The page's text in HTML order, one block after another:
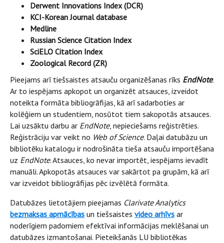
Derwent Innovations Index (DCR)
KCI-Korean Journal database
Medline
Russian Science Citation Index
SciELO Citation Index
Zoological Record (ZR)
Pieejams arī tiešsaistes atsauču organizēšanas rīks EndNote.
Ar to iespējams apkopot un organizēt atsauces, izveidot
noteikta formāta bibliogrāfijas, kā arī sadarboties ar
kolēģiem un studentiem, nosūtot tiem sakopotās atsauces.
Lai uzsāktu darbu ar EndNote, nepieciešams reģistrēties.
Reģistrāciju var veikt no Web of Science. Daļai datubāzu un
bibliotēku katalogu ir nodrošināta tieša atsauču importēšana
uz EndNote. Atsauces, ko nevar importēt, iespējams ievadīt
manuāli. Apkopotās atsauces var sakārtot pa grupām, kā arī
var izveidot bibliogrāfijas pēc izvēlētā formāta.
Datubāzes lietotājiem pieejamas Clarivate Analytics
bezmaksas apmācības un tiešsaistes video arhīvs ar
noderīgiem padomiem efektīvai informācijas meklēšanai un
datubāzes izmantošanai. Pieteikšanās LU bibliotēkas